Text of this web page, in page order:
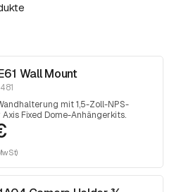
Wall Mount
mit 1,5-Zoll-NPS-
Fixed Dome-Anhängerkits.